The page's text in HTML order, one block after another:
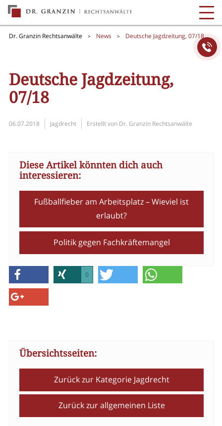
Dr. Granzin Rechtsanwälte > News > Deutsche Jagdzeitung, 07/18
Deutsche Jagdzeitung,
07/18
06.07.2018 Jagdrecht Erstellt von Dr. Granzin Rechtsanwälte
Diese Artikel könnten dich auch
interessieren:
Fußballfieber am Arbeitsplatz – Wieviel ist
erlaubt?
Politik gegen Fachkräftemangel
0
Übersichtsseiten:
Zurück zur Kategorie Jagdrecht
Zurück zur allgemeinen Liste